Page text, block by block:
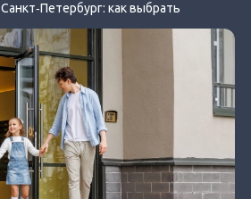
как выбрать